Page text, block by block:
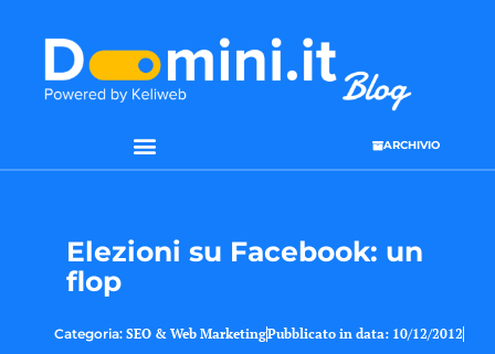
ARCHIVIO
Elezioni su Facebook: un
flop
Categoria: SEO & Web MarketingPubblicato in data: 10/12/2012